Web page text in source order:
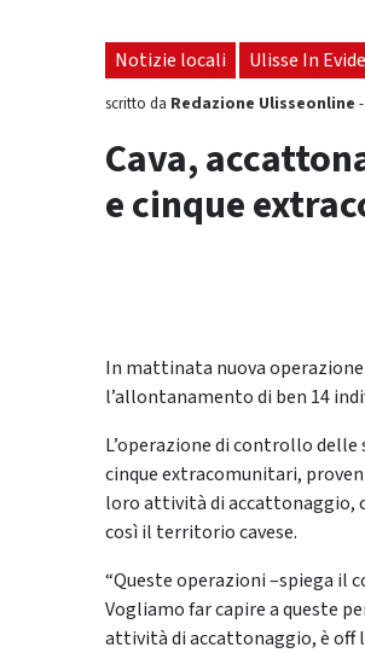
Notizie locali Ulisse In
scritto da Redazione Ulisseonline -
Cava,
e cinque
In mattinata nuova
l’allontanamento di ben 14
L’operazione di controllo
cinque extracomunitari,
loro attività di accattonaggio,
così il territorio cavese.
“Queste operazioni –spiega il
Vogliamo far capire a queste
attività di accattonaggio, è off